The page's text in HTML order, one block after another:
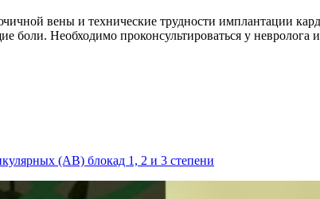
вены и технические трудности имплантации
боли. Необходимо проконсультироваться у невролога
(АВ) блокад 1, 2 и 3 степени